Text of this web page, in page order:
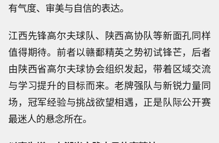
有气度、审美与自信的表达。
江西先锋高尔夫球队、陕西高协队等新面孔同样
值得期待。前者以赣鄱精英之势初试锋芒，后者
由陕西省高尔夫球协会组织发起，带着区域交流
与学习提升的目标而来。老牌强队与新锐力量同
场，冠军经验与挑战欲望相遇，正是队际公开赛
最迷人的悬念所在。